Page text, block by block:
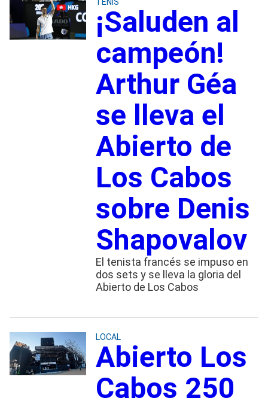
¡Saluden al
campeón!
Arthur Géa
se lleva el
Abierto de
Los Cabos
sobre Denis
Shapovalov
El tenista francés se impuso en
dos sets y se lleva la gloria del
Abierto de Los Cabos
LOCAL
Abierto Los
Cabos 250